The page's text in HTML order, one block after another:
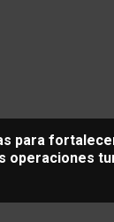
para
operaciones